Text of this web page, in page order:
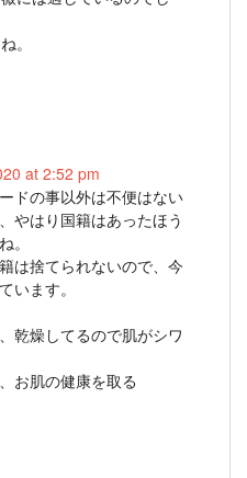
。
at 2:52 pm
ドの事以外は不便はない
やはり国籍はあったほう
。
は捨てられないので、今
います。
乾燥してるので肌がシワ
お肌の健康を取る